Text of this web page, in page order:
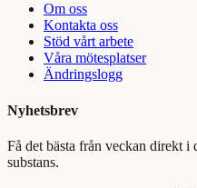
Om oss
Kontakta oss
Stöd vårt arbete
Våra mötesplatser
Ändringslogg
Nyhetsbrev
Få det bästa från veckan direkt i
substans.